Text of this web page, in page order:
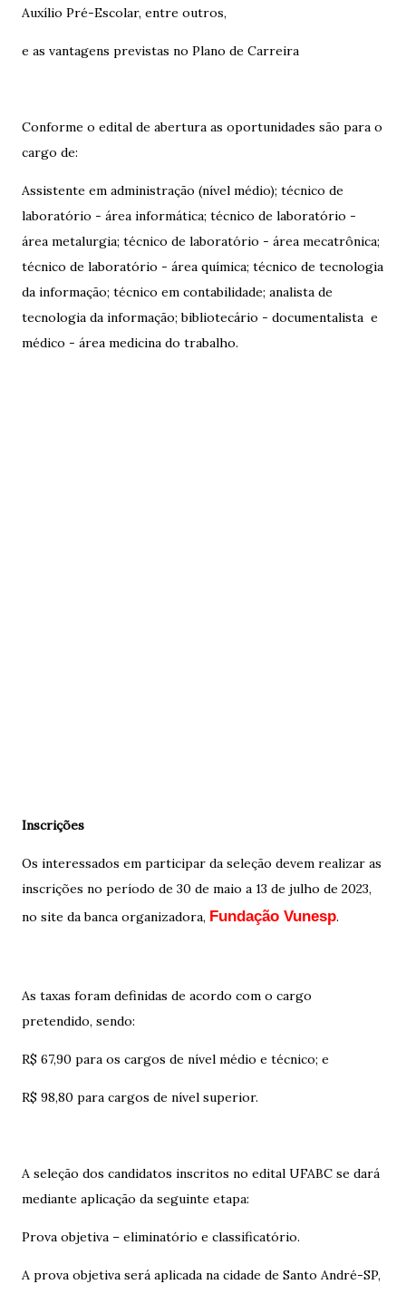
Auxílio Pré-Escolar, entre outros,
e as vantagens previstas no Plano de Carreira
Conforme o edital de abertura as oportunidades são para o
cargo de:
Assistente em administração (nível médio); técnico de
laboratório - área informática; técnico de laboratório -
área metalurgia; técnico de laboratório - área mecatrônica;
técnico de laboratório - área química; técnico de tecnologia
da informação; técnico em contabilidade; analista de
tecnologia da informação; bibliotecário - documentalista e
médico - área medicina do trabalho.
Inscrições
Os interessados em participar da seleção devem realizar as
inscrições no período de 30 de maio a 13 de julho de 2023,
no site da banca organizadora, Fundação Vunesp.
As taxas foram definidas de acordo com o cargo
pretendido, sendo:
R$ 67,90 para os cargos de nível médio e técnico; e
R$ 98,80 para cargos de nível superior.
A seleção dos candidatos inscritos no edital UFABC se dará
mediante aplicação da seguinte etapa:
Prova objetiva – eliminatório e classificatório.
A prova objetiva será aplicada na cidade de Santo André-SP,